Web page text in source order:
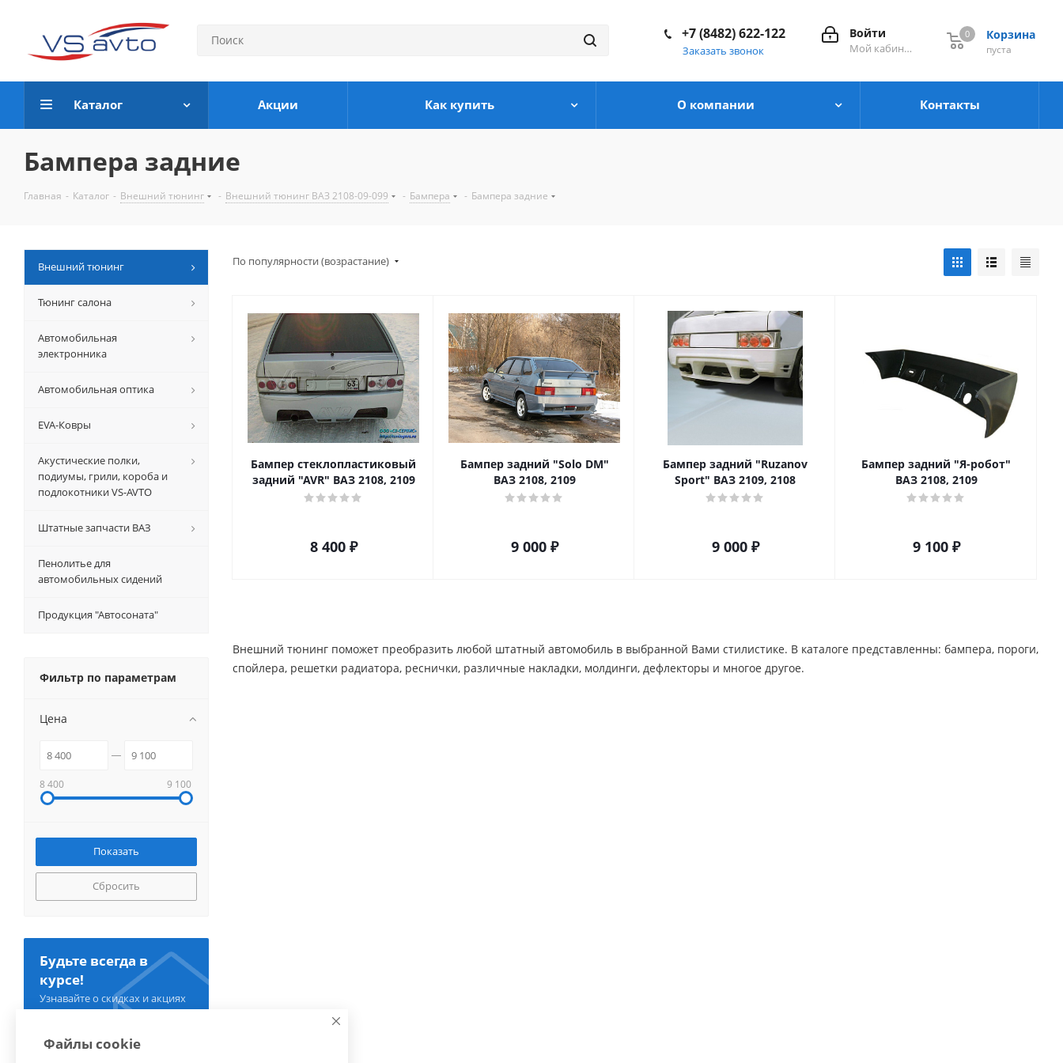
Корзина
0
пуста
0
Войти
Мой кабинет
+7 (8482) 622-122
Заказать звонок
Каталог Акции Как купить О компании Контакты
Бампера задние
Главная - Каталог - Внешний тюнинг - Внешний тюнинг ВАЗ 2108-09-099 - Бампера - Бампера задние
По популярности (возрастание)
Бампер стеклопластиковый
задний "AVR" ВАЗ 2108, 2109
8 400₽
Бампер задний "Solo DM"
ВАЗ 2108, 2109
9 000₽
Бампер задний "Ruzanov
Sport" ВАЗ 2109, 2108
9 000₽
Бампер задний "Я-робот"
ВАЗ 2108, 2109
9 100₽
Внешний тюнинг поможет преобразить любой штатный автомобиль в выбранной Вами стилистике. В каталоге представленны: бампера, пороги,
спойлера, решетки радиатора, реснички, различные накладки, молдинги, дефлекторы и многое другое. ​
Внешний тюнинг
Тюнинг салона
Автомобильная
электронника
Автомобильная оптика
EVA-Ковры
Акустические полки,
подиумы, грили, короба и
подлокотники VS-AVTO
Штатные запчасти ВАЗ
Пенолитье для
автомобильных сидений
Продукция "Автосоната"
Фильтр по параметрам
Цена
8 400 9 100
Сбросить
Будьте всегда в
курсе!
Узнавайте о скидках и акциях
первым
Файлы cookie